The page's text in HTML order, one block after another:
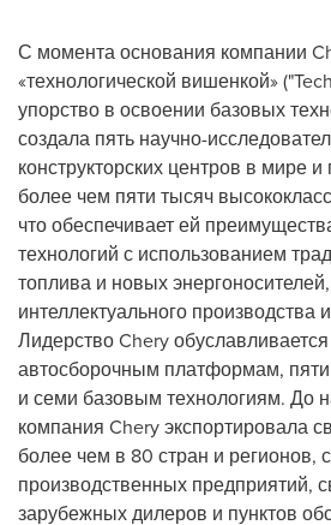
С момента основания компании
«технологической вишенкой»
упорство в освоении базовых
создала пять научно-
конструкторских центров в мире
более чем пяти тысяч
что обеспечивает ей
технологий с использованием
топлива и новых
интеллектуального производства
Лидерство Chery
автосборочным платформам,
и семи базовым технологиям. До
компания Chery экспортировала
более чем в 80 стран и регионов,
производственных предприятий,
зарубежных дилеров и пунктов